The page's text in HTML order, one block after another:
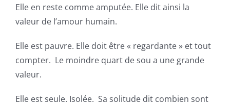
Elle en reste comme amputée. Elle dit ainsi la
valeur de l’amour humain.
Elle est pauvre. Elle doit être « regardante » et tout
compter. Le moindre quart de sou a une grande
valeur.
Elle est seule. Isolée. Sa solitude dit combien sont